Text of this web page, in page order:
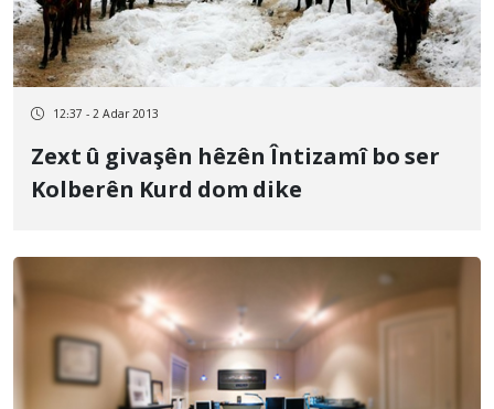
12:37 - 2 Adar 2013
Zext û givaşên hêzên Întizamî bo ser
Kolberên Kurd dom dike